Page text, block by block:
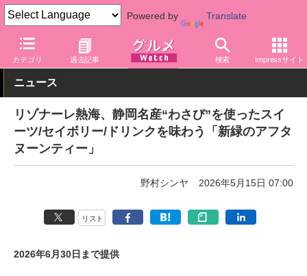
Powered by Translate
カテゴリ 過去記事 検索 Impressサイト
グルメ Watch 地域
ニュース
リゾナーレ熱海、静岡名産“わさび”を使ったスイ
ーツ/セイボリー/ドリンクを味わう「新緑のアフタ
ヌーンティー」
野村シンヤ 2026年5月15日 07:00
リスト
2026年6月30日まで提供